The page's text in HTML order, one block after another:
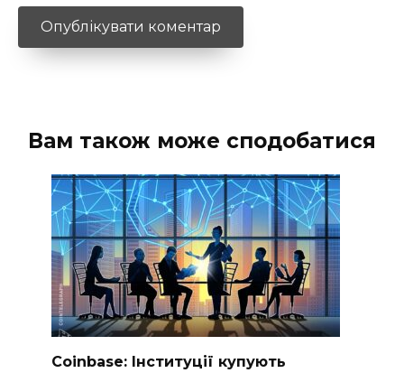
Вам також може сподобатися
Coinbase: Інституції купують